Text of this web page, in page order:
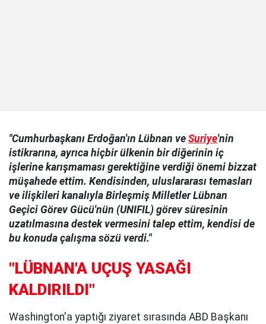
"Cumhurbaşkanı Erdoğan'ın Lübnan ve Suriye'nin
istikrarına, ayrıca hiçbir ülkenin bir diğerinin iç
işlerine karışmaması gerektiğine verdiği önemi bizzat
müşahede ettim. Kendisinden, uluslararası temasları
ve ilişkileri kanalıyla Birleşmiş Milletler Lübnan
Geçici Görev Gücü'nün (UNIFIL) görev süresinin
uzatılmasına destek vermesini talep ettim, kendisi de
bu konuda çalışma sözü verdi."
"LÜBNAN'A UÇUŞ YASAĞI
KALDIRILDI"
Washington'a yaptığı ziyaret sırasında ABD Başkanı